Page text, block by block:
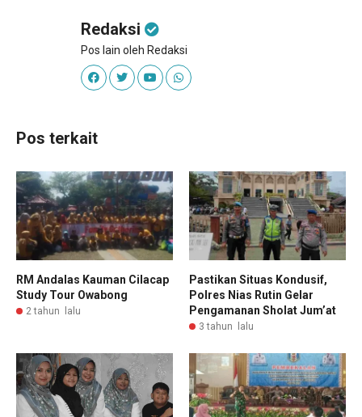
Redaksi
Pos lain oleh Redaksi
Pos terkait
RM Andalas Kauman Cilacap
Study Tour Owabong
2 tahun lalu
Pastikan Situas Kondusif,
Polres Nias Rutin Gelar
Pengamanan Sholat Jum’at
3 tahun lalu